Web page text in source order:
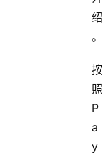
绍
。
按
照
P
a
y